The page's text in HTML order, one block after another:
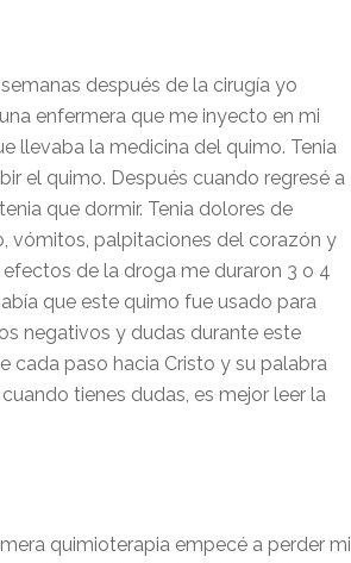
después de la cirugía yo
enfermera que me inyecto en mi
llevaba la medicina del quimo. Tenia
el quimo. Después cuando regresé a
que dormir. Tenia dolores de
vómitos, palpitaciones del corazón y
de la droga me duraron 3 o 4
que este quimo fue usado para
negativos y dudas durante este
cada paso hacia Cristo y su palabra
tienes dudas, es mejor leer la
quimioterapia empecé a perder mi